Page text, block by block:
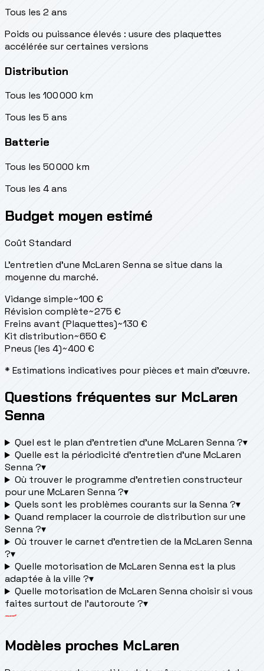
Tous les 2 ans
Poids ou puissance élevés : usure des plaquettes
accélérée sur certaines versions
Distribution
Tous les 100 000 km
Tous les 5 ans
Batterie
Tous les 50 000 km
Tous les 4 ans
Budget moyen estimé
Coût Standard
L'entretien d'une McLaren Senna se situe dans la
moyenne du marché.
Vidange simple~100 €
Révision complète~275 €
Freins avant (Plaquettes)~130 €
Kit distribution~650 €
Pneus (les 4)~400 €
* Estimations indicatives pour pièces et main d'œuvre.
Questions fréquentes sur McLaren
Senna
Quel est le plan d’entretien d’une McLaren Senna ?▾
Quelle est la périodicité d’entretien d’une McLaren
Senna ?▾
Où trouver le programme d’entretien constructeur
pour une McLaren Senna ?▾
Quels sont les problèmes courants sur la Senna ?▾
Quand remplacer la courroie de distribution sur une
Senna ?▾
Où trouver le carnet d'entretien de la McLaren Senna
?▾
Quelle motorisation de McLaren Senna est la plus
adaptée à la ville ?▾
Quelle motorisation de McLaren Senna choisir si vous
faites surtout de l'autoroute ?▾
Modèles proches McLaren